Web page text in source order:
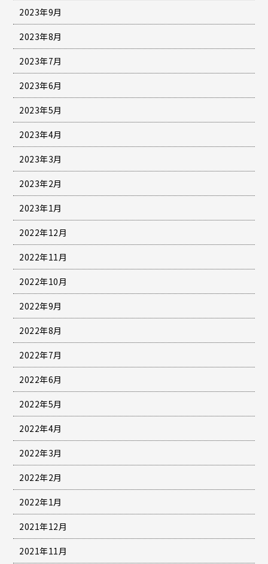
2023年9月
2023年8月
2023年7月
2023年6月
2023年5月
2023年4月
2023年3月
2023年2月
2023年1月
2022年12月
2022年11月
2022年10月
2022年9月
2022年8月
2022年7月
2022年6月
2022年5月
2022年4月
2022年3月
2022年2月
2022年1月
2021年12月
2021年11月